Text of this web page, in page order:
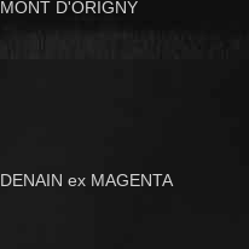
MONT D'ORIGNY
DENAIN ex MAGENTA